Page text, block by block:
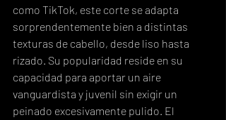
como TikTok, este corte se adapta
sorprendentemente bien a distintas
texturas de cabello, desde liso hasta
rizado. Su popularidad reside en su
capacidad para aportar un aire
vanguardista y juvenil sin exigir un
peinado excesivamente pulido. El